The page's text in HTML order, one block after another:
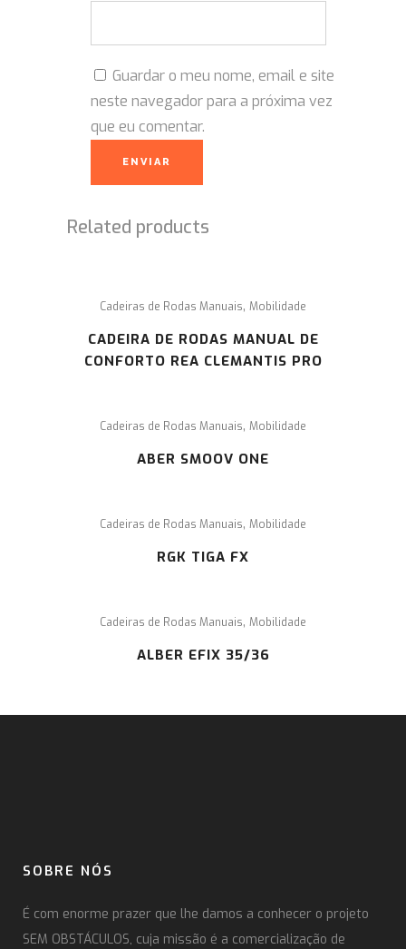
Guardar o meu nome, email e site
neste navegador para a próxima vez
que eu comentar.
Related products
Cadeiras de Rodas Manuais, Mobilidade
CADEIRA DE RODAS MANUAL DE
CONFORTO REA CLEMANTIS PRO
Cadeiras de Rodas Manuais, Mobilidade
ABER SMOOV ONE
Cadeiras de Rodas Manuais, Mobilidade
RGK TIGA FX
Cadeiras de Rodas Manuais, Mobilidade
ALBER EFIX 35/36
SOBRE NÓS
É com enorme prazer que lhe damos a conhecer o projeto
SEM OBSTÁCULOS, cuja missão é a comercialização de